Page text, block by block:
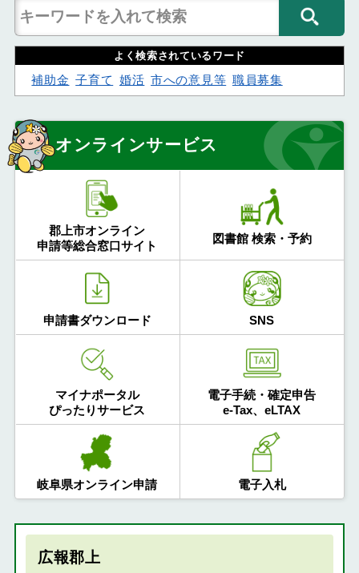
よく検索されているワード
補助金 子育て 婚活 市への意見等 職員募集
オンラインサービス
郡上市オンライン
申請等総合窓口サイト
図書館 検索・予約
申請書ダウンロード SNS
マイナポータル
ぴったりサービス
電子手続・確定申告
e-Tax、eLTAX
岐阜県オンライン申請 電子入札
広報郡上